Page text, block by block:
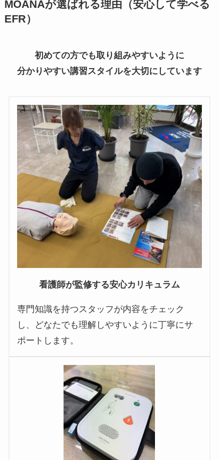
MOANAが選ばれる理由（安心して学べる
EFR）
初めての方でも取り組みやすいように
分かりやすい講習スタイルを大切にしています
看護師が監修する安心カリキュラム
専門知識を持つスタッフが内容をチェック
し、どなたでも理解しやすいように丁寧にサ
ポートします。